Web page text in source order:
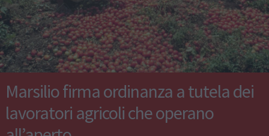
Marsilio firma ordinanza a tutela dei
lavoratori agricoli che operano